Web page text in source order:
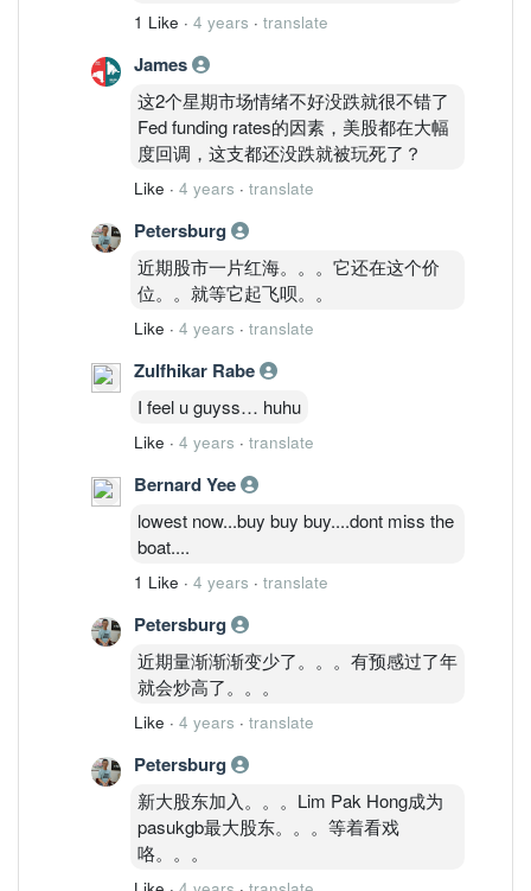
1 Like · 4 years · translate
James
这2个星期市场情绪不好没跌就很不错了
Fed funding rates的因素，美股都在大幅
度回调，这支都还没跌就被玩死了？
Like · 4 years · translate
Petersburg
近期股市一片红海。。。它还在这个价
位。。就等它起飞呗。。
Like · 4 years · translate
Zulfhikar Rabe
I feel u guyss… huhu
Like · 4 years · translate
Bernard Yee
lowest now...buy buy buy....dont miss the
boat....
1 Like · 4 years · translate
Petersburg
近期量渐渐渐变少了。。。有预感过了年
就会炒高了。。。
Like · 4 years · translate
Petersburg
新大股东加入。。。Lim Pak Hong成为
pasukgb最大股东。。。等着看戏
咯。。。